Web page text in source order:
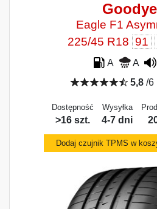
Eagle F1
225/45 R18 91
A A
5,8/6
Dostępność
>16 szt.
Wysyłka
4-7 dni
Dodaj czujnik TPMS w